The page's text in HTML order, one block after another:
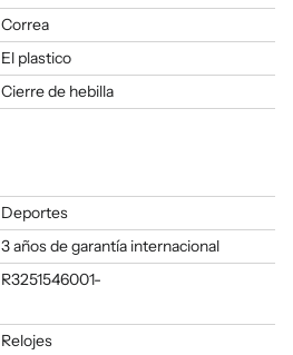
Correa
El plastico
Cierre de hebilla
Deportes
3 años de garantía internacional
R3251546001-
Relojes